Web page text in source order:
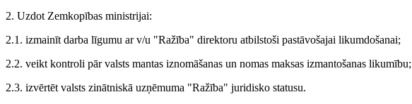
2. Uzdot Zemkopības ministrijai:
2.1. izmainīt darba līgumu ar v/u "Ražība" direktoru atbilstoši pastāvošajai likumdošanai;
2.2. veikt kontroli pār valsts mantas iznomāšanas un nomas maksas izmantošanas likumību;
2.3. izvērtēt valsts zinātniskā uzņēmuma "Ražība" juridisko statusu.